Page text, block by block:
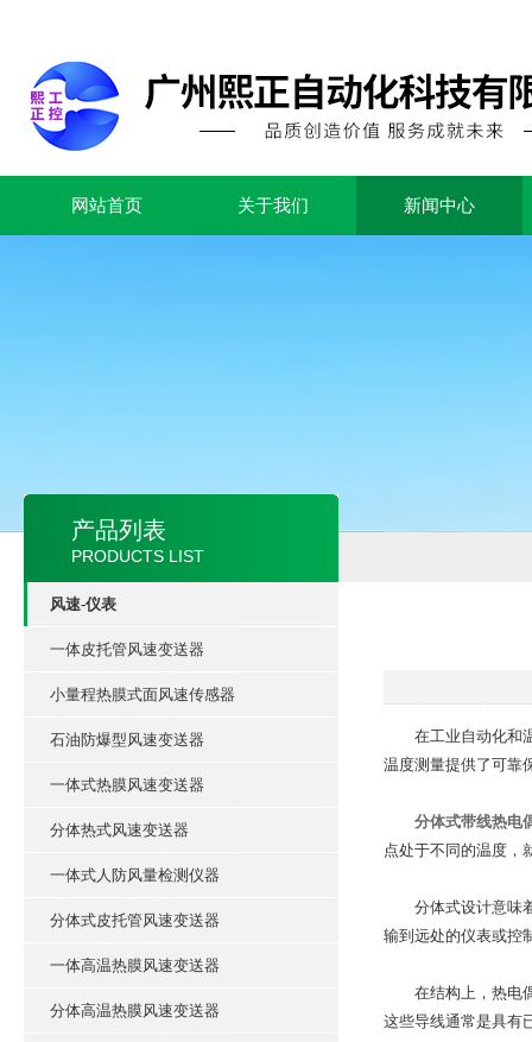
网站首页 关于我们 新闻中心
产品列表
PRODUCTS LIST
风速-仪表
一体皮托管风速变送器
小量程热膜式面风速传感器
石油防爆型风速变送器
一体式热膜风速变送器
分体热式风速变送器
一体式人防风量检测仪器
分体式皮托管风速变送器
一体高温热膜风速变送器
分体高温热膜风速变送器
在工业自动化和温
温度测量提供了可靠
分体式带线热电
点处于不同的温度，
分体式设计意味着
输到远处的仪表或控
在结构上，热电偶
这些导线通常是具有